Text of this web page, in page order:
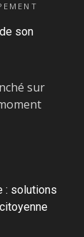
son
sur
: solutions